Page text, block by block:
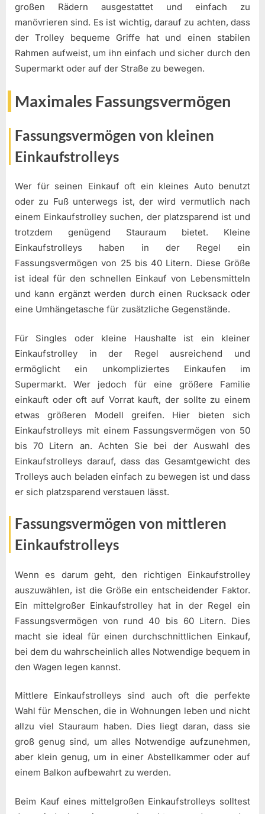
großen Rädern ausgestattet und einfach zu
manövrieren sind. Es ist wichtig, darauf zu achten, dass
der Trolley bequeme Griffe hat und einen stabilen
Rahmen aufweist, um ihn einfach und sicher durch den
Supermarkt oder auf der Straße zu bewegen.
Maximales Fassungsvermögen
Fassungsvermögen von kleinen
Einkaufstrolleys
Wer für seinen Einkauf oft ein kleines Auto benutzt
oder zu Fuß unterwegs ist, der wird vermutlich nach
einem Einkaufstrolley suchen, der platzsparend ist und
trotzdem genügend Stauraum bietet. Kleine
Einkaufstrolleys haben in der Regel ein
Fassungsvermögen von 25 bis 40 Litern. Diese Größe
ist ideal für den schnellen Einkauf von Lebensmitteln
und kann ergänzt werden durch einen Rucksack oder
eine Umhängetasche für zusätzliche Gegenstände.
Für Singles oder kleine Haushalte ist ein kleiner
Einkaufstrolley in der Regel ausreichend und
ermöglicht ein unkompliziertes Einkaufen im
Supermarkt. Wer jedoch für eine größere Familie
einkauft oder oft auf Vorrat kauft, der sollte zu einem
etwas größeren Modell greifen. Hier bieten sich
Einkaufstrolleys mit einem Fassungsvermögen von 50
bis 70 Litern an. Achten Sie bei der Auswahl des
Einkaufstrolleys darauf, dass das Gesamtgewicht des
Trolleys auch beladen einfach zu bewegen ist und dass
er sich platzsparend verstauen lässt.
Fassungsvermögen von mittleren
Einkaufstrolleys
Wenn es darum geht, den richtigen Einkaufstrolley
auszuwählen, ist die Größe ein entscheidender Faktor.
Ein mittelgroßer Einkaufstrolley hat in der Regel ein
Fassungsvermögen von rund 40 bis 60 Litern. Dies
macht sie ideal für einen durchschnittlichen Einkauf,
bei dem du wahrscheinlich alles Notwendige bequem in
den Wagen legen kannst.
Mittlere Einkaufstrolleys sind auch oft die perfekte
Wahl für Menschen, die in Wohnungen leben und nicht
allzu viel Stauraum haben. Dies liegt daran, dass sie
groß genug sind, um alles Notwendige aufzunehmen,
aber klein genug, um in einer Abstellkammer oder auf
einem Balkon aufbewahrt zu werden.
Beim Kauf eines mittelgroßen Einkaufstrolleys solltest